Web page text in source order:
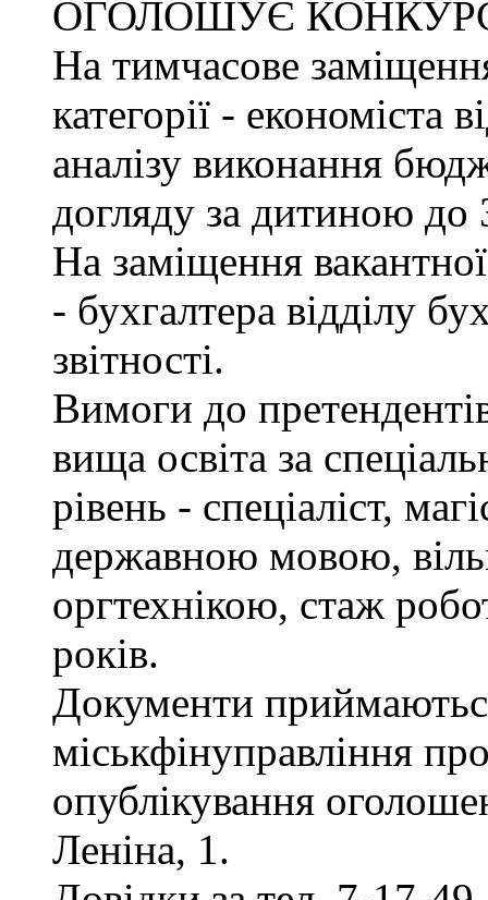
ОГОЛОШУЄ
На тимчасове
категорії - економіста
аналізу виконання
догляду за дитиною до
На заміщення вакантної
- бухгалтера відділу
звітності.
Вимоги до
вища освіта за
рівень - спеціаліст,
державною мовою,
оргтехнікою, стаж
років.
Документи
міськфінуправління
опублікування
Леніна, 1.